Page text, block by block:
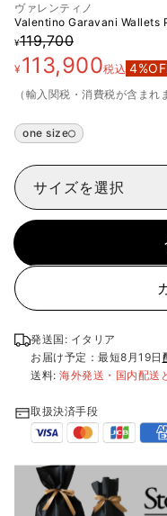
ヴァレンティノ
Valentino Garavani Wallets
¥119,700
¥113,900税込 4
（輸入関税・消費税が含まれ
one size
サイズを選択
発送国: イタリア
お届け予定：最短8月19日
送料: 海外発送・国内配送
取扱決済手段